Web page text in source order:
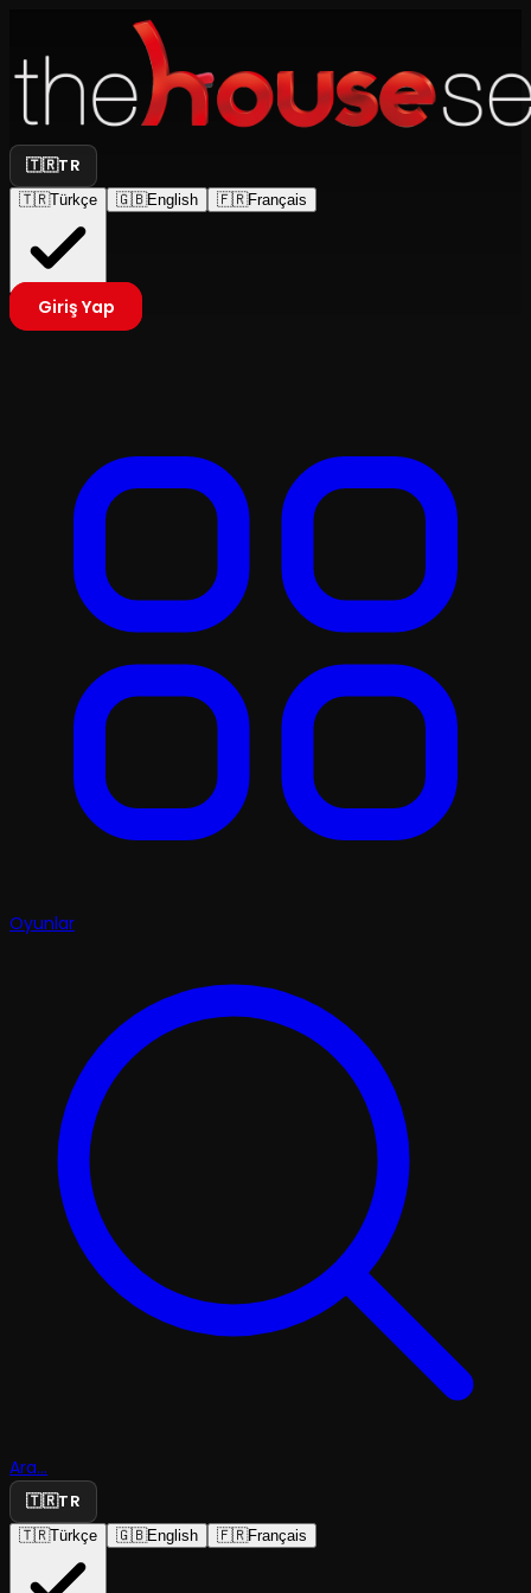
🇹🇷TR
🇹🇷Türkçe 🇬🇧English 🇫🇷Français
Giriş Yap
Oyunlar
Ara...
🇹🇷TR
🇹🇷Türkçe 🇬🇧English 🇫🇷Français